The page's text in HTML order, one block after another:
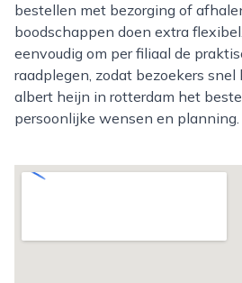
bestellen met bezorging of
boodschappen doen extra
eenvoudig om per filiaal de
raadplegen, zodat bezoekers
albert heijn in rotterdam het
persoonlijke wensen en planning.